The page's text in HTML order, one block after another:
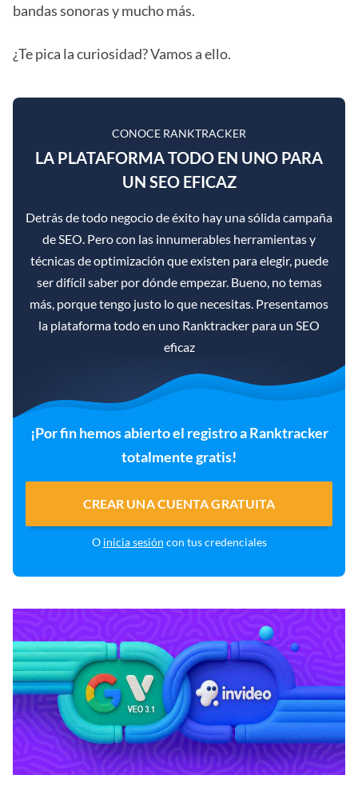
bandas sonoras y mucho más.
¿Te pica la curiosidad? Vamos a ello.
CONOCE RANKTRACKER
LA PLATAFORMA TODO EN UNO PARA
UN SEO EFICAZ
Detrás de todo negocio de éxito hay una sólida campaña
de SEO. Pero con las innumerables herramientas y
técnicas de optimización que existen para elegir, puede
ser difícil saber por dónde empezar. Bueno, no temas
más, porque tengo justo lo que necesitas. Presentamos
la plataforma todo en uno Ranktracker para un SEO
eficaz
¡Por fin hemos abierto el registro a Ranktracker
totalmente gratis!
CREAR UNA CUENTA GRATUITA
O inicia sesión con tus credenciales